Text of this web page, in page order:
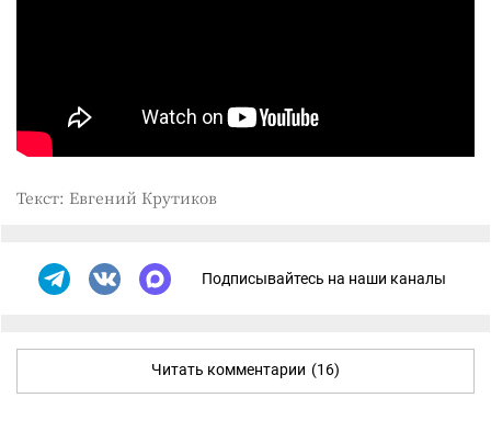
Текст: Евгений Крутиков
Подписывайтесь на наши каналы
Читать комментарии (16)